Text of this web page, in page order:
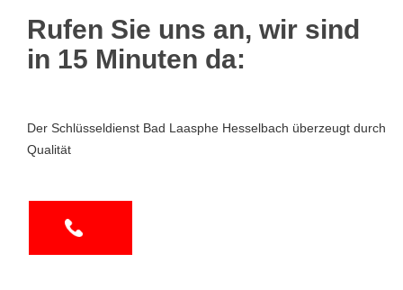
Rufen Sie uns an, wir sind
in 15 Minuten da:
Der Schlüsseldienst Bad Laasphe Hesselbach überzeugt durch
Qualität